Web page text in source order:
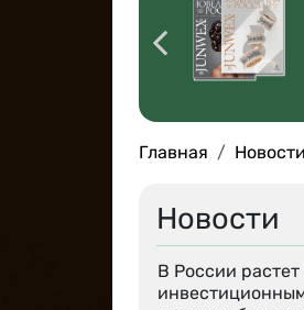
Главная Новости
Новости
В России